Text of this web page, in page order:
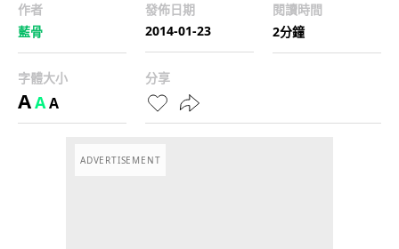
作者
藍骨
發佈日期
2014-01-23
閱讀時間
2分鐘
字體大小
AAA
分享
ADVERTISEMENT